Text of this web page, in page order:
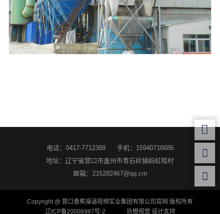
电话：0417-7712388
手机：15940718686
地址：辽宁省营口市盖州市青石岭镇蚂虹咀村
邮箱：215282467@qq.cm
Copyright @ 营口香蕉操逼视频实业集团有限公司官网 版权所有
辽ICP备20006987号-2
玖橙视觉 设计支持